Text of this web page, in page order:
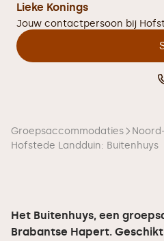
Lieke Konings
Jouw contactpersoon bij
Groepsaccommodaties
Hofstede Landduin: Buitenhuys
Het Buitenhuys, een
Brabantse Hapert.